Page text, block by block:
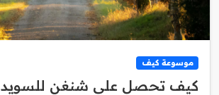
موسوعة كيف
كيف تحصل على شنغن للسويد